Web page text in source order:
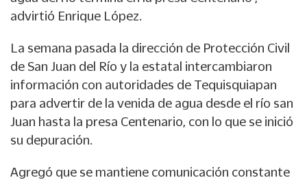
advirtió Enrique López.
La semana pasada la dirección de Protección Civil
de San Juan del Río y la estatal intercambiaron
información con autoridades de Tequisquiapan
para advertir de la venida de agua desde el río san
Juan hasta la presa Centenario, con lo que se inició
su depuración.
Agregó que se mantiene comunicación constante